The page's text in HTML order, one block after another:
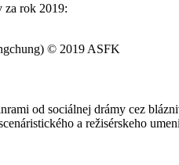
za rok 2019:
© 2019 ASFK
od sociálnej drámy cez
a režisérskeho